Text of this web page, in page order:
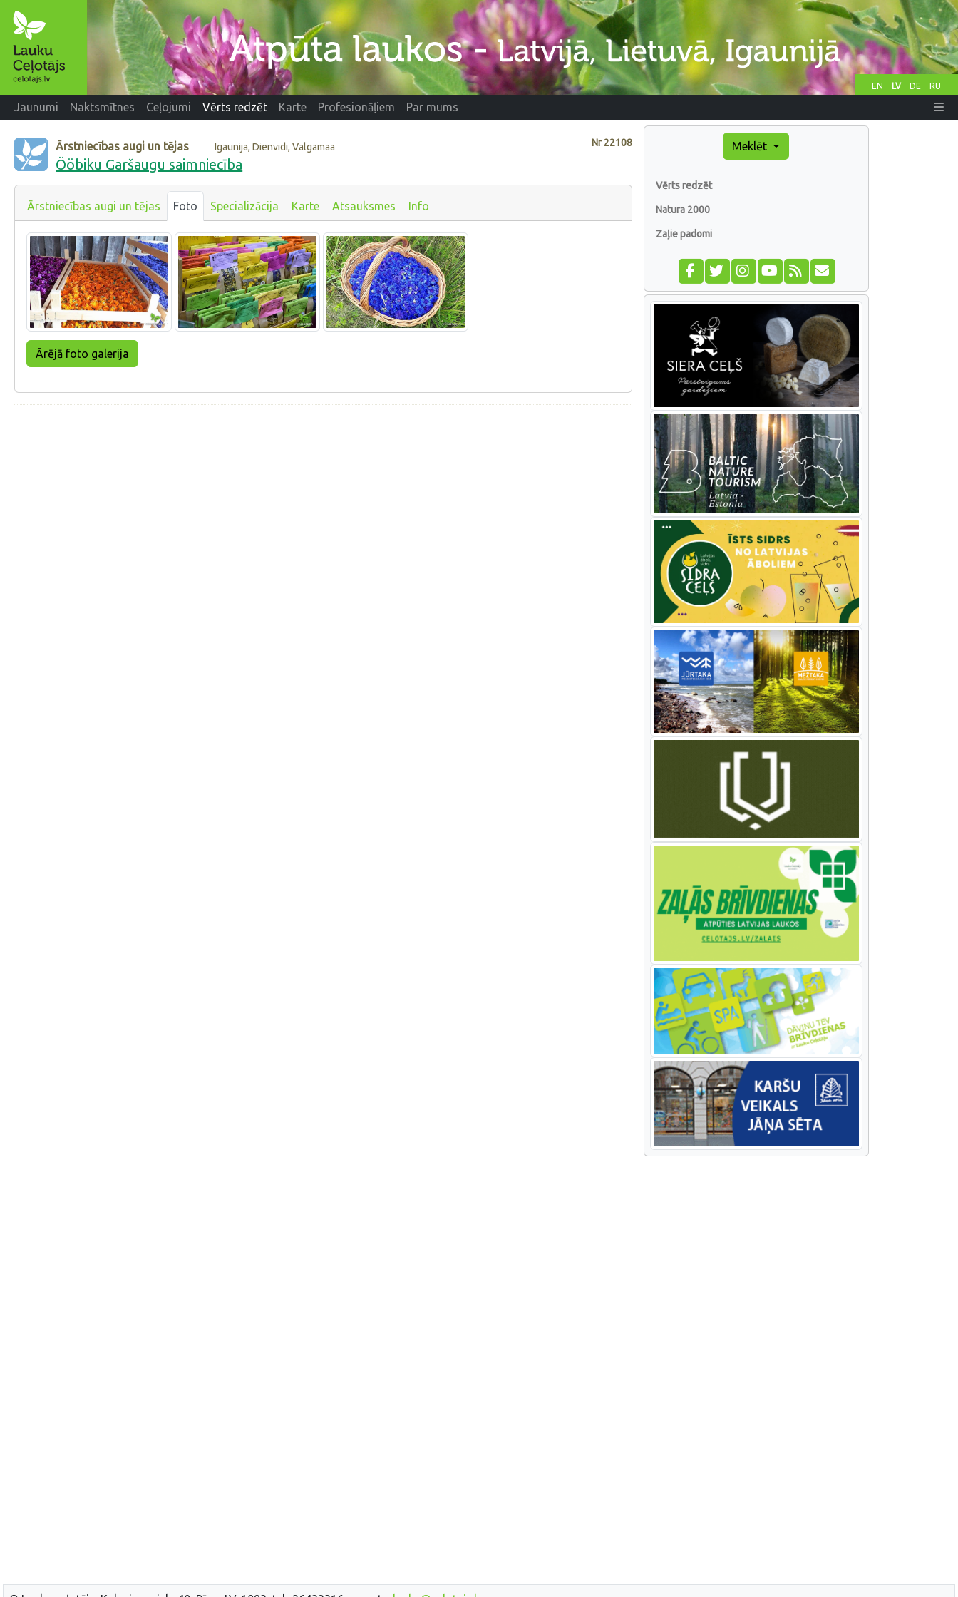
EN LV DE RU
Jaunumi Naktsmītnes Ceļojumi Vērts redzēt Karte Profesionāļiem Par mums
Nr22108
Ārstniecības augi un tējas Igaunija, Dienvidi, Valgamaa
Ööbiku Garšaugu saimniecība
Ārstniecības augi un tējas Foto Specializācija Karte Atsauksmes Info
Ārējā foto galerija
Meklēt
Vērts redzēt
Natura 2000
Zaļie padomi